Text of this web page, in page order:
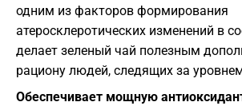
одним из факторов формирования
атеросклеротических изменений в
делает зеленый чай полезным
рациону людей, следящих за
Обеспечивает мощную